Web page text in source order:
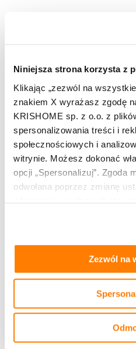
Niniejsza strona korzysta z
Klikając „zezwól na
znakiem X wyrażasz zgodę
KRISHOME sp. z o.o. z
spersonalizowania treści i
społecznościowych i
witrynie. Możesz dokonać
opcji „Spersonalizuj”. Zgoda
odwołana poprzez zmianę
informacje o rodzajach
tym, jak korzystasz z
zakładkach „szczegóły”, „o
prywatności i cookies.
Zezwól na
nowego domu.
Zobacz pozostałe